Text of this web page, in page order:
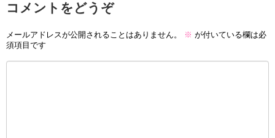
コメントをどうぞ
メールアドレスが公開されることはありません。 ※ が付いている欄は必
須項目です